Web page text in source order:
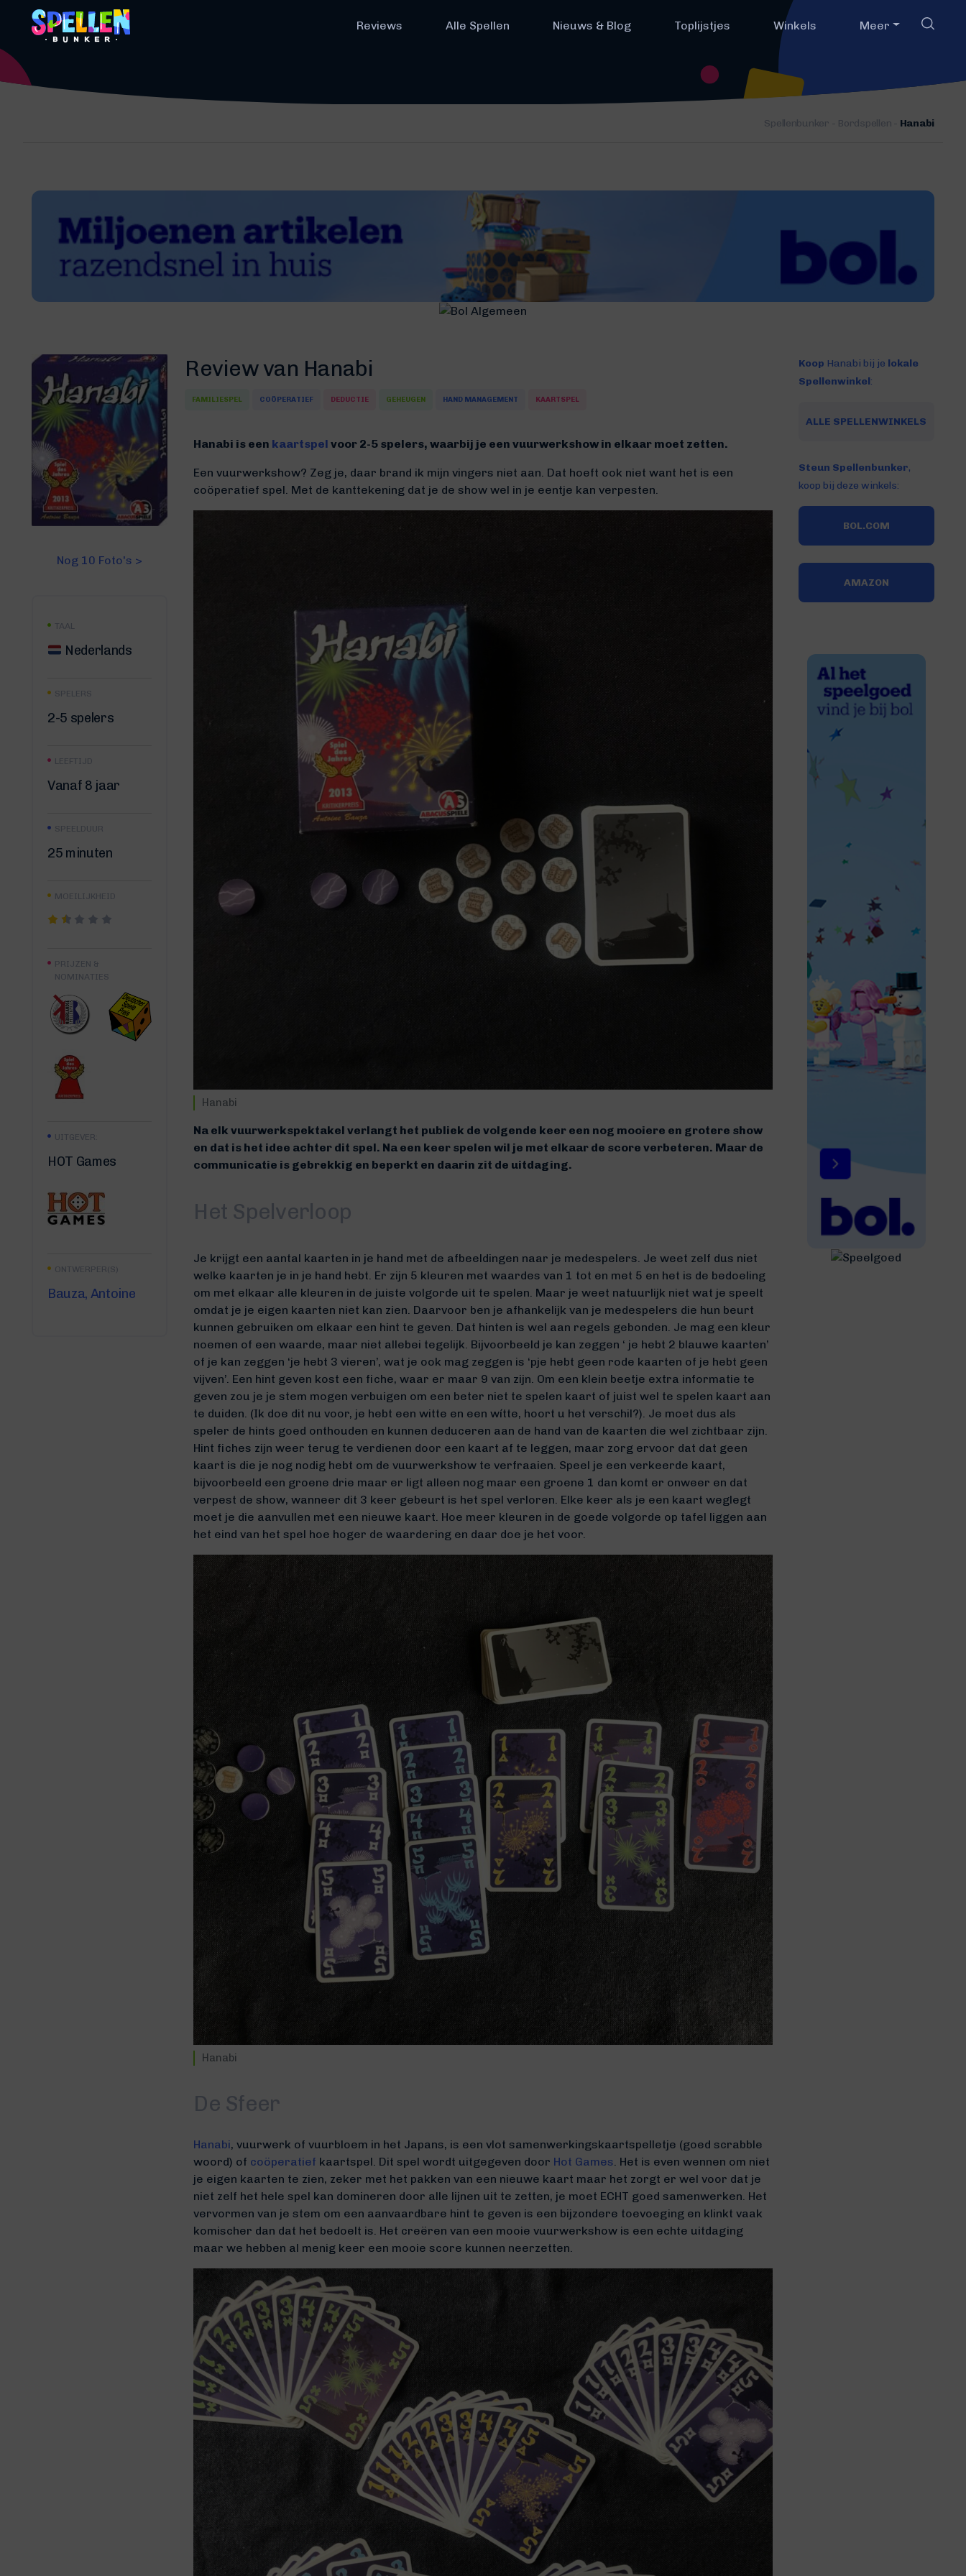
Reviews Alle Spellen Nieuws & Blog Toplijstjes Winkels Meer
Spellenbunker - Bordspellen - Hanabi
Nog 10 Foto's >
TAAL
Nederlands
SPELERS
2-5 spelers
LEEFTIJD
Vanaf 8 jaar
SPEELDUUR
25 minuten
MOEILIJKHEID
PRIJZEN &
NOMINATIES
UITGEVER:
HOT Games
ONTWERPER(S)
Bauza, Antoine
Review van Hanabi
FAMILIESPEL COÖPERATIEF DEDUCTIE GEHEUGEN HAND MANAGEMENT KAARTSPEL
Hanabi is een kaartspel voor 2-5 spelers, waarbij je een vuurwerkshow in elkaar moet zetten.
Een vuurwerkshow? Zeg je, daar brand ik mijn vingers niet aan. Dat hoeft ook niet want het is een
coöperatief spel. Met de kanttekening dat je de show wel in je eentje kan verpesten.
Hanabi
Na elk vuurwerkspektakel verlangt het publiek de volgende keer een nog mooiere en grotere show
en dat is het idee achter dit spel. Na een keer spelen wil je met elkaar de score verbeteren. Maar de
communicatie is gebrekkig en beperkt en daarin zit de uitdaging.
Het Spelverloop
Je krijgt een aantal kaarten in je hand met de afbeeldingen naar je medespelers. Je weet zelf dus niet
welke kaarten je in je hand hebt. Er zijn 5 kleuren met waardes van 1 tot en met 5 en het is de bedoeling
om met elkaar alle kleuren in de juiste volgorde uit te spelen. Maar je weet natuurlijk niet wat je speelt
omdat je je eigen kaarten niet kan zien. Daarvoor ben je afhankelijk van je medespelers die hun beurt
kunnen gebruiken om elkaar een hint te geven. Dat hinten is wel aan regels gebonden. Je mag een kleur
noemen of een waarde, maar niet allebei tegelijk. Bijvoorbeeld je kan zeggen ‘ je hebt 2 blauwe kaarten’
of je kan zeggen ‘je hebt 3 vieren’, wat je ook mag zeggen is ‘pje hebt geen rode kaarten of je hebt geen
vijven’. Een hint geven kost een fiche, waar er maar 9 van zijn. Om een klein beetje extra informatie te
geven zou je je stem mogen verbuigen om een beter niet te spelen kaart of juist wel te spelen kaart aan
te duiden. (Ik doe dit nu voor, je hebt een witte en een wítte, hoort u het verschil?). Je moet dus als
speler de hints goed onthouden en kunnen deduceren aan de hand van de kaarten die wel zichtbaar zijn.
Hint fiches zijn weer terug te verdienen door een kaart af te leggen, maar zorg ervoor dat dat geen
kaart is die je nog nodig hebt om de vuurwerkshow te verfraaien. Speel je een verkeerde kaart,
bijvoorbeeld een groene drie maar er ligt alleen nog maar een groene 1 dan komt er onweer en dat
verpest de show, wanneer dit 3 keer gebeurt is het spel verloren. Elke keer als je een kaart weglegt
moet je die aanvullen met een nieuwe kaart. Hoe meer kleuren in de goede volgorde op tafel liggen aan
het eind van het spel hoe hoger de waardering en daar doe je het voor.
Hanabi
De Sfeer
Hanabi, vuurwerk of vuurbloem in het Japans, is een vlot samenwerkingskaartspelletje (goed scrabble
woord) of coöperatief kaartspel. Dit spel wordt uitgegeven door Hot Games. Het is even wennen om niet
je eigen kaarten te zien, zeker met het pakken van een nieuwe kaart maar het zorgt er wel voor dat je
niet zelf het hele spel kan domineren door alle lijnen uit te zetten, je moet ECHT goed samenwerken. Het
vervormen van je stem om een aanvaardbare hint te geven is een bijzondere toevoeging en klinkt vaak
komischer dan dat het bedoelt is. Het creëren van een mooie vuurwerkshow is een echte uitdaging
maar we hebben al menig keer een mooie score kunnen neerzetten.
Koop Hanabi bij je lokale
Spellenwinkel:
ALLE SPELLENWINKELS
Steun Spellenbunker,
koop bij deze winkels:
BOL.COM
AMAZON